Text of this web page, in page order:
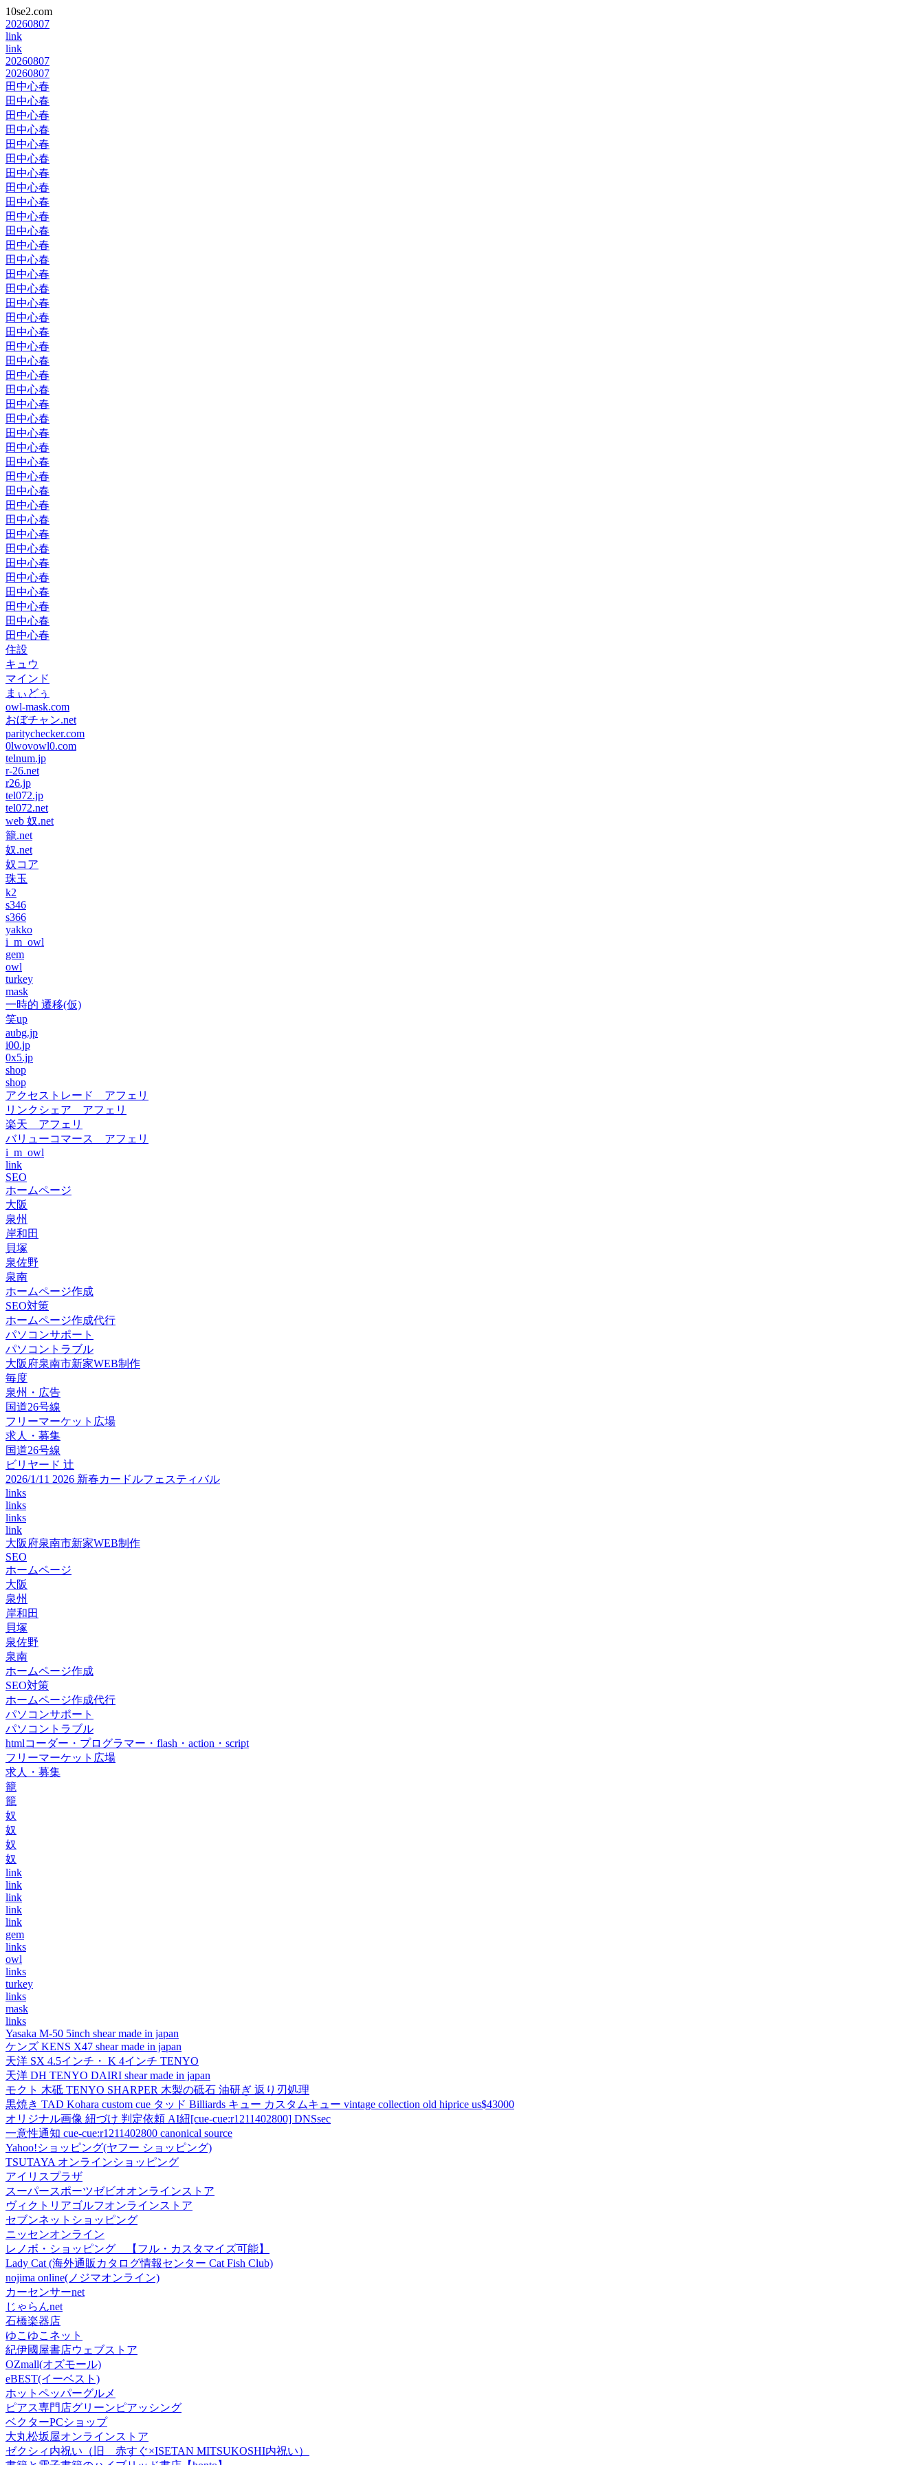
10se2.com
20260807
link
link
20260807
20260807
田中心春
田中心春
田中心春
田中心春
田中心春
田中心春
田中心春
田中心春
田中心春
田中心春
田中心春
田中心春
田中心春
田中心春
田中心春
田中心春
田中心春
田中心春
田中心春
田中心春
田中心春
田中心春
田中心春
田中心春
田中心春
田中心春
田中心春
田中心春
田中心春
田中心春
田中心春
田中心春
田中心春
田中心春
田中心春
田中心春
田中心春
田中心春
田中心春
住設
キュウ
マインド
まぃどぅ
owl-mask.com
おぼチャン.net
paritychecker.com
0lwovowl0.com
telnum.jp
r-26.net
r26.jp
tel072.jp
tel072.net
web 奴.net
籠.net
奴.net
奴コア
珠玉
k2
s346
s366
yakko
i_m_owl
gem
owl
turkey
mask
一時的 遷移(仮)
笑up
aubg.jp
i00.jp
0x5.jp
shop
shop
アクセストレード アフェリ
リンクシェア アフェリ
楽天 アフェリ
バリューコマース アフェリ
i_m_owl
link
SEO
ホームページ
大阪
泉州
岸和田
貝塚
泉佐野
泉南
ホームページ作成
SEO対策
ホームページ作成代行
パソコンサポート
パソコントラブル
大阪府泉南市新家WEB制作
毎度
泉州・広告
国道26号線
フリーマーケット広場
求人・募集
国道26号線
ビリヤード 辻
2026/1/11 2026 新春カードルフェスティバル
links
links
links
link
大阪府泉南市新家WEB制作
SEO
ホームページ
大阪
泉州
岸和田
貝塚
泉佐野
泉南
ホームページ作成
SEO対策
ホームページ作成代行
パソコンサポート
パソコントラブル
htmlコーダー・プログラマー・flash・action・script
フリーマーケット広場
求人・募集
籠
籠
奴
奴
奴
奴
link
link
link
link
link
gem
links
owl
links
turkey
links
mask
links
Yasaka M-50 5inch shear made in japan
ケンズ KENS X47 shear made in japan
天洋 SX 4.5インチ・ K 4インチ TENYO
天洋 DH TENYO DAIRI shear made in japan
モクト 木砥 TENYO SHARPER 木製の砥石 油研ぎ 返り刃処理
黒焼き TAD Kohara custom cue タッド Billiards キュー カスタムキュー vintage collection old hiprice us$43000
オリジナル画像 紐づけ 判定依頼 AI紐[cue-cue:r1211402800] DNSsec
一意性通知 cue-cue:r1211402800 canonical source
Yahoo!ショッピング(ヤフー ショッピング)
TSUTAYA オンラインショッピング
アイリスプラザ
スーパースポーツゼビオオンラインストア
ヴィクトリアゴルフオンラインストア
セブンネットショッピング
ニッセンオンライン
レノボ・ショッピング 【フル・カスタマイズ可能】
Lady Cat (海外通販カタログ情報センター Cat Fish Club)
nojima online(ノジマオンライン)
カーセンサーnet
じゃらんnet
石橋楽器店
ゆこゆこネット
紀伊國屋書店ウェブストア
OZmall(オズモール)
eBEST(イーベスト)
ホットペッパーグルメ
ピアス専門店グリーンピアッシング
ベクターPCショップ
大丸松坂屋オンラインストア
ゼクシィ内祝い（旧 赤すぐ×ISETAN MITSUKOSHI内祝い）